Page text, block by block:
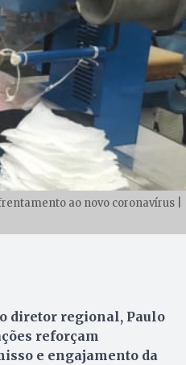
ao novo coronavírus |
diretor regional, Paulo
reforçam
e engajamento da